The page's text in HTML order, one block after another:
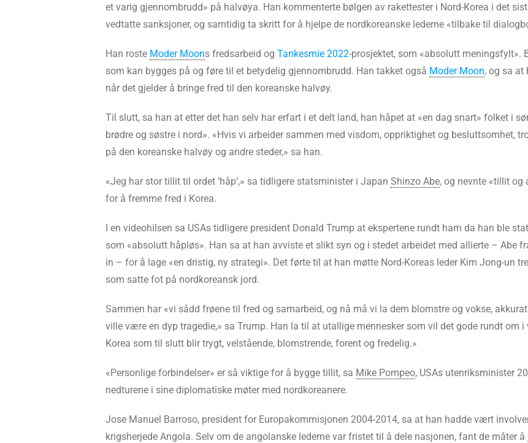
et varig gjennombrudd» på halvøya. Han kommenterte bølgen av rakettester i Nord-Korea i det
vedtatte sanksjoner, og samtidig ta skritt for å hjelpe de nordkoreanske lederne «tilbake til
Han roste Moder Moons fredsarbeid og Tankesmie 2022-prosjektet, som «absolutt meningsfylt».
som kan bygges på og føre til et betydelig gjennombrudd. Han takket også Moder Moon, og sa at
når det gjelder å bringe fred til den koreanske halvøy.
Til slutt, sa han at etter det han selv har erfart i et delt land, han håpet at «en dag snart» folket i
brødre og søstre i nord». «Hvis vi arbeider sammen med visdom, oppriktighet og besluttsomhet,
på den koreanske halvøy og andre steder,» sa han.
«Jeg har stor tillit til ordet ‘håp’,» sa tidligere statsminister i Japan Shinzo Abe, og nevnte «tillit og
for å fremme fred i Korea.
I en videohilsen sa USAs tidligere president Donald Trump at ekspertene rundt ham da han ble
som «absolutt håpløs». Han sa at han avviste et slikt syn og i stedet arbeidet med allierte – Abe
in – for å lage «en dristig, ny strategi». Det førte til at han møtte Nord-Koreas leder Kim Jong-un
som satte fot på nordkoreansk jord.
Sammen har «vi sådd frøene til fred og samarbeid, og nå må vi la dem blomstre og vokse,
ville være en dyp tragedie,» sa Trump. Han la til at utallige mennesker som vil det gode rundt om i
Korea som til slutt blir trygt, velstående, blomstrende, forent og fredelig.»
«Personlige forbindelser» er så viktige for å bygge tillit, sa Mike Pompeo, USAs utenriksminister
nedturene i sine diplomatiske møter med nordkoreanere.
Jose Manuel Barroso, president for Europakommisjonen 2004-2014, sa at han hadde vært
krigsherjede Angola. Selv om de angolanske lederne var fristet til å dele nasjonen, fant de måter